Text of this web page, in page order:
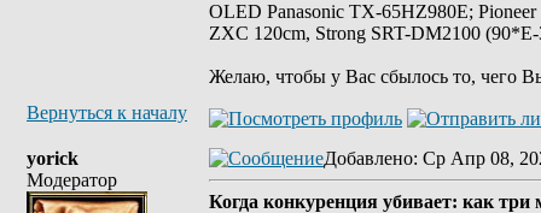
OLED Panasonic TX-65HZ980E;
ZXC 120cm, Strong SRT-DM2100
Желаю, чтобы у Вас сбылось то, чего
Вернуться к началу
yorick
Модератор
Добавлено: Ср Апр 08,
Когда конкуренция убивает: как